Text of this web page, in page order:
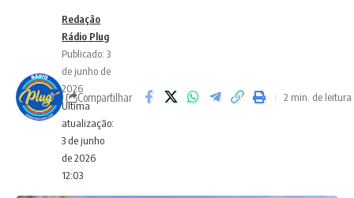
Ultima
atualização:
3 de junho
de 2026
12:03
Redação
Rádio Plug
Publicado: 3
de junho de
2026
Compartilhar 2 min. de leitura